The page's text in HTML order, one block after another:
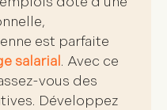
,
est parfaite
salarial. Avec ce
vous des
Développez